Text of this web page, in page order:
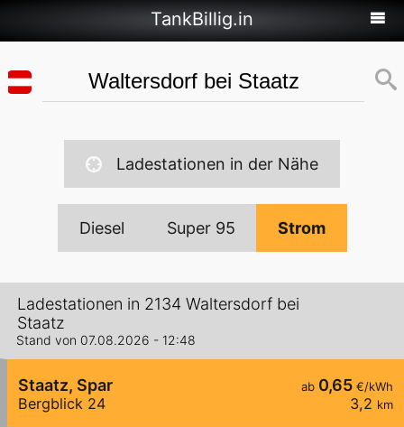
TankBillig.in
Ladestationen in der Nähe
Diesel Super 95 Strom
Ladestationen in 2134 Waltersdorf bei
Staatz
Stand von 07.08.2026 - 12:48
ab 0,65 €/kWh
3,2 km
Staatz, Spar
Bergblick 24